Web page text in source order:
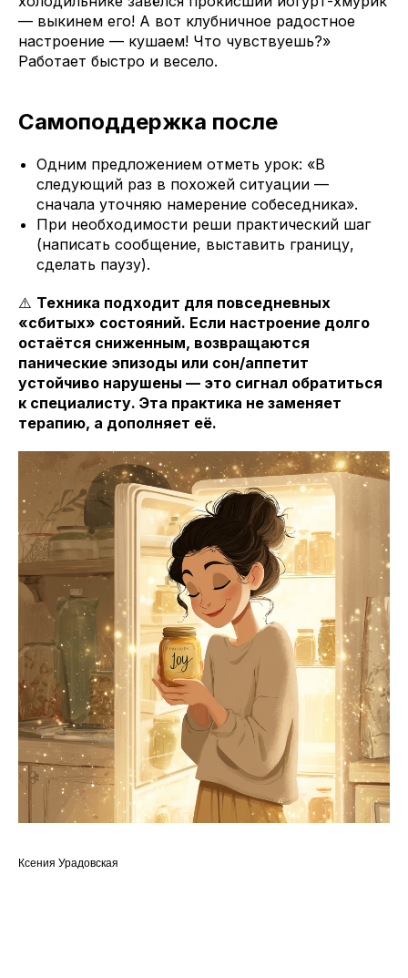
— выкинем его! А вот клубничное радостное
настроение — кушаем! Что чувствуешь?»
Работает быстро и весело.
Самоподдержка после
Одним предложением отметь урок: «В
следующий раз в похожей ситуации —
сначала уточняю намерение собеседника».
При необходимости реши практический шаг
(написать сообщение, выставить границу,
сделать паузу).
⚠️ Техника подходит для повседневных
«сбитых» состояний. Если настроение долго
остаётся сниженным, возвращаются
панические эпизоды или сон/аппетит
устойчиво нарушены — это сигнал обратиться
к специалисту. Эта практика не заменяет
терапию, а дополняет её.
Ксения Урадовская